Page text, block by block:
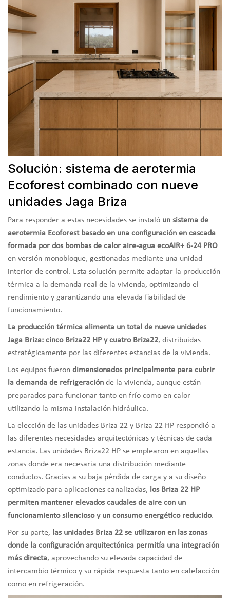
Solución: sistema de aerotermia
Ecoforest combinado con nueve
unidades Jaga Briza
Para responder a estas necesidades se instaló un sistema de
aerotermia Ecoforest basado en una configuración en cascada
formada por dos bombas de calor aire-agua ecoAIR+ 6-24 PRO
en versión monobloque, gestionadas mediante una unidad
interior de control. Esta solución permite adaptar la producción
térmica a la demanda real de la vivienda, optimizando el
rendimiento y garantizando una elevada fiabilidad de
funcionamiento.
La producción térmica alimenta un total de nueve unidades
Jaga Briza: cinco Briza22 HP y cuatro Briza22, distribuidas
estratégicamente por las diferentes estancias de la vivienda.
Los equipos fueron dimensionados principalmente para cubrir
la demanda de refrigeración de la vivienda, aunque están
preparados para funcionar tanto en frío como en calor
utilizando la misma instalación hidráulica.
La elección de las unidades Briza 22 y Briza 22 HP respondió a
las diferentes necesidades arquitectónicas y técnicas de cada
estancia. Las unidades Briza22 HP se emplearon en aquellas
zonas donde era necesaria una distribución mediante
conductos. Gracias a su baja pérdida de carga y a su diseño
optimizado para aplicaciones canalizadas, los Briza 22 HP
permiten mantener elevados caudales de aire con un
funcionamiento silencioso y un consumo energético reducido.
Por su parte, las unidades Briza 22 se utilizaron en las zonas
donde la configuración arquitectónica permitía una integración
más directa, aprovechando su elevada capacidad de
intercambio térmico y su rápida respuesta tanto en calefacción
como en refrigeración.